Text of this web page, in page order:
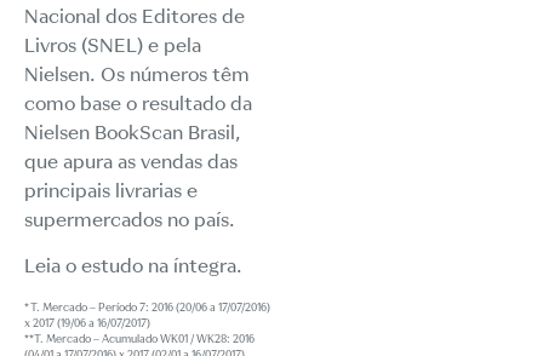
Nacional dos Editores de
Livros (SNEL) e pela
Nielsen. Os números têm
como base o resultado da
Nielsen BookScan Brasil,
que apura as vendas das
principais livrarias e
supermercados no país.
Leia o estudo na íntegra.
* T. Mercado – Período 7: 2016 (20/06 a 17/07/2016)
x 2017 (19/06 a 16/07/2017)
**T. Mercado – Acumulado WK01 / WK28: 2016